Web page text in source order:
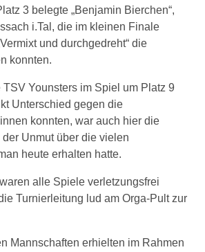
3 belegte „Benjamin Bierchen“,
i.Tal, die im kleinen Finale
und durchgedreht“ die
konnten.
Younsters im Spiel um Platz 9
Unterschied gegen die
konnten, war auch hier die
Unmut über die vielen
heute erhalten hatte.
alle Spiele verletzungsfrei
Turnierleitung lud am Orga-Pult zur
Mannschaften erhielten im Rahmen